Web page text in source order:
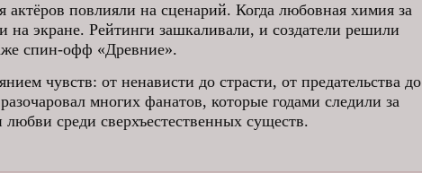
повлияли на сценарий. Когда любовная химия за
на экране. Рейтинги зашкаливали, и создатели решили
спин-офф «Древние».
чувств: от ненависти до страсти, от предательства до
многих фанатов, которые годами следили за
среди сверхъестественных существ.